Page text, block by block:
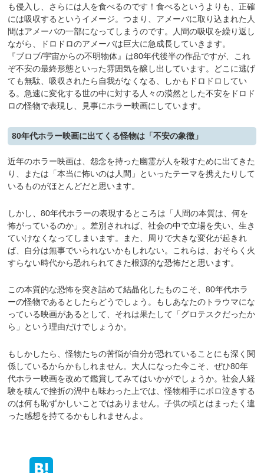
も侵入し、さらには人を食べるのです！食べるというよりも、正確
には吸収するというイメージ。つまり、アメーバに取り込まれた人
間はアメーバの一部になってしまうのです。人間の吸収を繰り返し
ながら、ドロドロのアメーバは巨大に急成長していきます。
『ブロブ/宇宙からの不明物体』は80年代後半の作品ですが、これ
ぞ不安の最終形態といった雰囲気を醸し出しています。どこに逃げ
ても無駄、吸収されたら自我がなくなる、しかもドロドロしてい
る。急速に変化する世の中に対する人々の漠然とした不安をドロド
ロの怪物で表現し、見事にホラー映画にしています。
80年代ホラー映画に出てくる怪物は「不安の象徴」
近年のホラー映画は、怨念を持った幽霊が人を殺すために出てきた
り、または「本当に怖いのは人間」といったテーマを携えたりして
いるものがほとんどだと思います。
しかし、80年代ホラーの表現するところは「人間の本質は、何を
怖がっているのか」。差別されれば、社会の中で立場を失い、生き
ていけなくなってしまいます。また、周りで大きな変化が起きれ
ば、自分は無事でいられないかもしれない。これらは、おそらく火
すらない時代から恐れられてきた根源的な恐怖だと思います。
この本質的な恐怖を突き詰めて結晶化したものこそ、80年代ホラ
ーの怪物であるとしたらどうでしょう。もしあなたのトラウマにな
っている映画があるとして、それは果たして「グロテスクだったか
ら」という理由だけでしょうか。
もしかしたら、怪物たちの苦悩が自分が恐れていることにも深く関
係しているからかもしれません。大人になった今こそ、ぜひ80年
代ホラー映画を改めて鑑賞してみてはいかがでしょうか。社会人経
験を積んで挫折の渦中も味わった上では、怪物相手にボロ泣きする
のは何も恥ずかしいことではありません。子供の頃とはまったく違
った感想を持てるかもしれませんよ。